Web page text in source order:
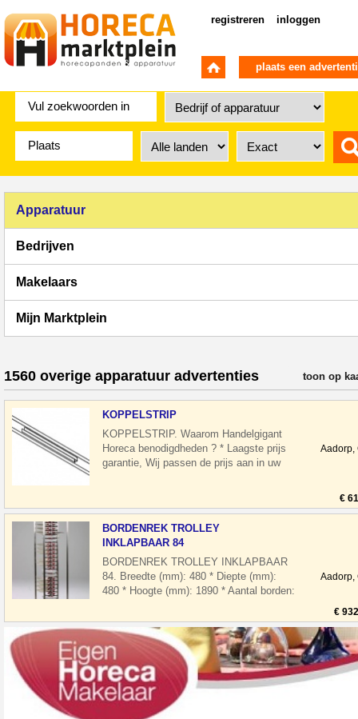
registreren inloggen
plaats een
Apparatuur
Bedrijven
Makelaars
Mijn Marktplein
1560 overige apparatuur advertenties verfijn
toon op
KOPPELSTRIP
KOPPELSTRIP. Waarom Handelgigant
Horeca benodigdheden ? * Laagste prijs
garantie, Wij passen de prijs aan in uw
Aadorp,
€
BORDENREK TROLLEY
INKLAPBAAR 84
BORDENREK TROLLEY INKLAPBAAR
84. Breedte (mm): 480 * Diepte (mm):
480 * Hoogte (mm): 1890 * Aantal borden:
(kg):
Aadorp,
€